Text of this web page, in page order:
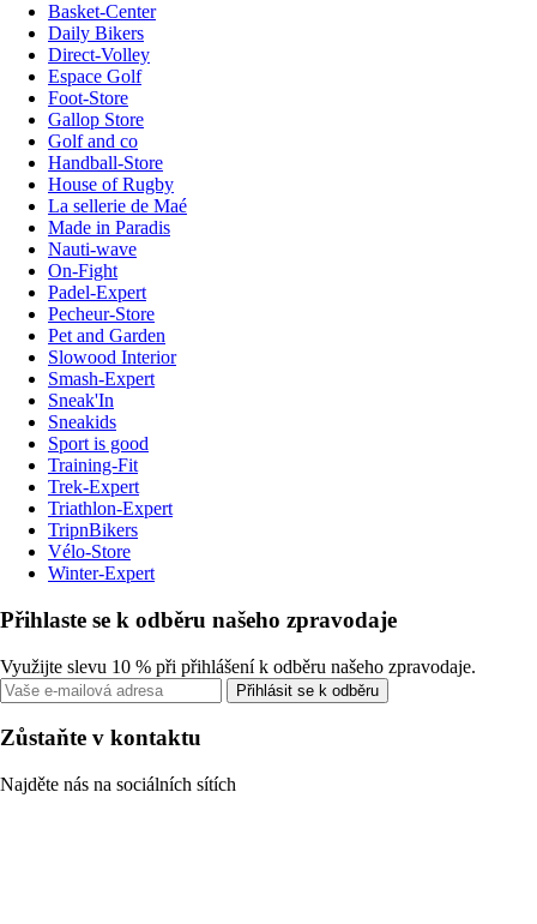
Basket-Center
Daily Bikers
Direct-Volley
Espace Golf
Foot-Store
Gallop Store
Golf and co
Handball-Store
House of Rugby
La sellerie de Maé
Made in Paradis
Nauti-wave
On-Fight
Padel-Expert
Pecheur-Store
Pet and Garden
Slowood Interior
Smash-Expert
Sneak'In
Sneakids
Sport is good
Training-Fit
Trek-Expert
Triathlon-Expert
TripnBikers
Vélo-Store
Winter-Expert
Přihlaste se k odběru našeho zpravodaje
Využijte slevu 10 % při přihlášení k odběru našeho zpravodaje.
Přihlásit se k odběru
Zůstaňte v kontaktu
Najděte nás na sociálních sítích